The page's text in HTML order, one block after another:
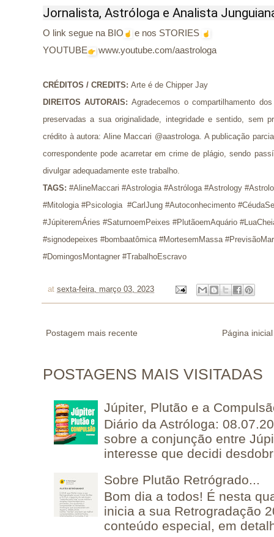
Jornalista, Astróloga e Analista
O link segue na BIO
e nos STORIES
YOUTUBE
www.youtube.com/aastrologa
CRÉDITOS / CREDITS: Arte é de Chipper Jay
DIREITOS AUTORAIS: Agradecemos o compartilhamento
preservadas a sua originalidade, integridade e sentido, sem
crédito à autora: Aline Maccari @aastrologa. A publicação
correspondente pode acarretar em crime de plágio, sendo
divulgar adequadamente este trabalho.
TAGS: #AlineMaccari #Astrologia #Astróloga #Astrology
#Mitologia #Psicologia  #CarlJung #Autoconhecimento
#JúpiteremÁries #SaturnoemPeixes #PlutãoemAquário
#signodepeixes #bombaatômica #MortesemMassa
#DomingosMontagner #TrabalhoEscravo
at sexta-feira, março 03, 2023
Postagem mais recente Página inicial
POSTAGENS MAIS VISITADAS
Júpiter, Plutão e a
Diário da Astróloga:
sobre a conjunção entre
interesse que decidi
Sobre Plutão Retrógrado...
Bom dia a todos! É nesta
inicia a sua Retrogradação
conteúdo especial, em